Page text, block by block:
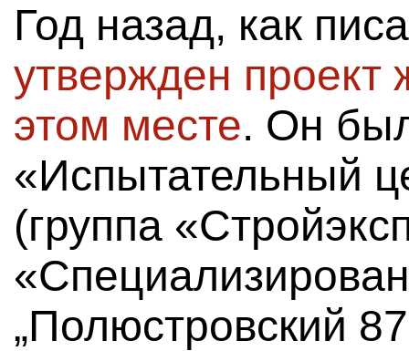
Год назад, как
утвержден проект
этом месте. Он
«Испытательный
(группа
„Полюстровский